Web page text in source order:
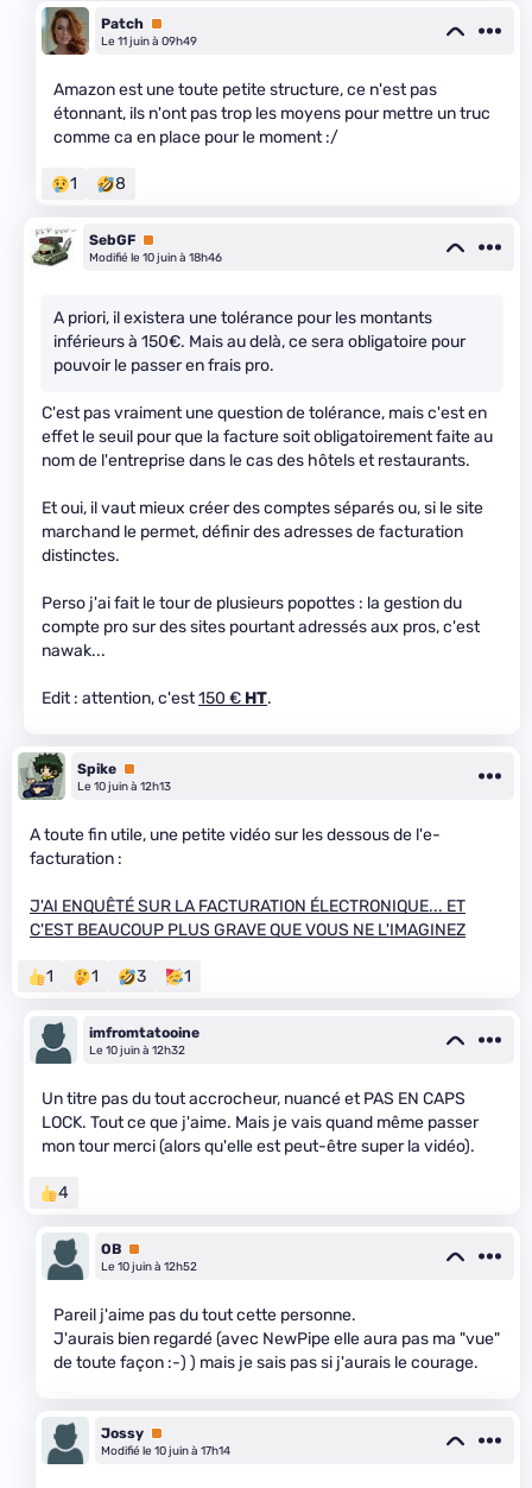
Patch Premium
Le 11 juin à 09h49
Amazon est une toute petite structure, ce n'est pas
étonnant, ils n'ont pas trop les moyens pour mettre un truc
comme ca en place pour le moment :/
1 8
SebGF Premium
Modifié le 10 juin à 18h46
A priori, il existera une tolérance pour les montants
inférieurs à 150€. Mais au delà, ce sera obligatoire pour
pouvoir le passer en frais pro.
C'est pas vraiment une question de tolérance, mais c'est en
effet le seuil pour que la facture soit obligatoirement faite au
nom de l'entreprise dans le cas des hôtels et restaurants.
Et oui, il vaut mieux créer des comptes séparés ou, si le site
marchand le permet, définir des adresses de facturation
distinctes.
Perso j'ai fait le tour de plusieurs popottes : la gestion du
compte pro sur des sites pourtant adressés aux pros, c'est
nawak...
Edit : attention, c'est150 € HT.
Spike Premium
Le 10 juin à 12h13
A toute fin utile, une petite vidéo sur les dessous de l'e-
facturation :
J'AI ENQUÊTÉ SUR LA FACTURATION ÉLECTRONIQUE... ET
C'EST BEAUCOUP PLUS GRAVE QUE VOUS NE L'IMAGINEZ
1 1 3 1
imfromtatooine
Le 10 juin à 12h32
Un titre pas du tout accrocheur, nuancé et PAS EN CAPS
LOCK. Tout ce que j'aime. Mais je vais quand même passer
mon tour merci (alors qu'elle est peut-être super la vidéo).
4
OB Premium
Le 10 juin à 12h52
Pareil j'aime pas du tout cette personne.
J'aurais bien regardé (avec NewPipe elle aura pas ma "vue"
de toute façon :-) ) mais je sais pas si j'aurais le courage.
Jossy Premium
Modifié le 10 juin à 17h14